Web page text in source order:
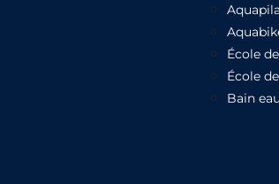
École
École
Bain